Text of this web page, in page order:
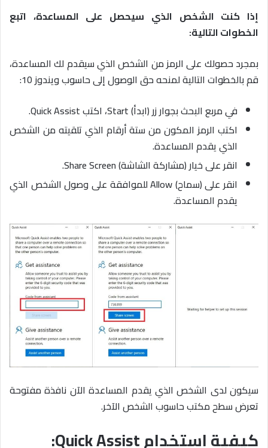
إذا كنت الشخص الذي سيحصل على المساعدة، اتبع
الخطوات التالية:
بمجرد حصولك على الرمز من الشخص الذي سيقدم لك المساعدة،
قم بالخطوات التالية لمنحه حق الوصول إلى حاسوب ويندوز 10:
في مربع البحث بجوار زر (ابدأ) Start، اكتب Quick Assist.
اكتب الرمز المكون من ستة أرقام الذي تلقيته من الشخص
الذي يقدم المساعدة.
انقر على خيار (مشاركة الشاشة) Share Screen.
انقر على (سماح) Allow للموافقة على وصول الشخص الذي
يقدم المساعدة.
سيكون لدى الشخص الذي يقدم المساعدة الآن نافذة مفتوحة
تعرض سطح مكتب حاسوب الشخص الآخر.
كيفية استخدام Quick Assist: